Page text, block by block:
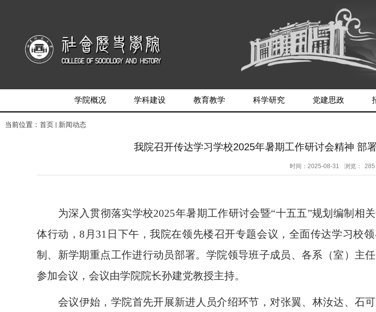
学院概况 学科建设 教育教学 科学研究 党建思政
当前位置： 首页 新闻动态
我院召开传达学习学校2025年暑期工作研讨会精神 部
时间：2025-08-31 浏览： 285
为深入贯彻落实学校2025年暑期工作研讨会暨“十五五”规划编制相
体行动，8月31日下午，我院在领先楼召开专题会议，全面传达学习校
制、新学期重点工作进行动员部署。学院领导班子成员、各系（室）主
参加会议，会议由学院院长孙建党教授主持。
会议伊始，学院首先开展新进人员介绍环节，对张翼、林汝达、石